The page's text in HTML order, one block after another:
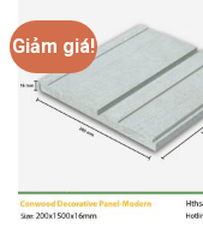
Giảm giá!